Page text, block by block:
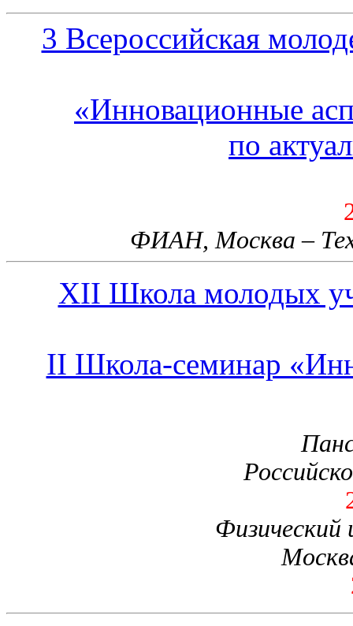
3 Всероссийская
«Инновационные
по
ФИАН, Москва –
XII Школа молодых
II Школа-семинар